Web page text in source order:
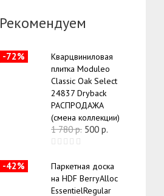
Рекомендуем
Кварцвиниловая
плитка Moduleo
Classic Oak Select
24837 Dryback
РАСПРОДАЖА
(смена коллекции)
1 780р. 500р.
-72%
Паркетная доска
на HDF BerryAlloc
EssentielRegular
-42%